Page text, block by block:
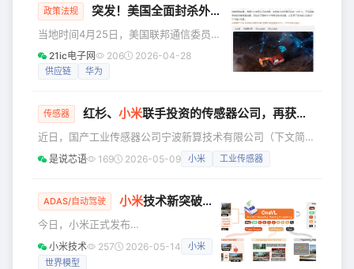
面再次被“黑”。 怎么回事呢？就是4月19
抵达盐城东台服务区时，米粉和车主在
车外热情欢迎，却被断章取义造谣说“被
人堵在车里维权”，自己非常生气。 该播
政策法规 突发！美国全面封杀外国路由器，随身Wi-Fi也中招
当地时间4月25日，美国联邦通信委员会
（FCC）宣布，将今年3月发布的针对所
有外国制造新款消费级路由器的进口禁
以及用于住宅的LTE或5G CPE接入设
家庭网络接入的新款外籍设备，今后想
进入美国市场，都会面临严格的进口限
网神器”将很难踏上美国国土。 不
21ic电子网 206 2026-04-28
供应链 华为
传感器 红杉、 小米联手投资的传感器公司，再获新一轮融资！
近日，国产工业传感器公司宁波新算技术有限公司（下文简称
“新算技术”），官宣获得新一轮A轮融资，本轮融资投资方为
下投资平台，华立集团是中国电工仪表行业规模最大的企业，
并实现多元化经营；Evergreen Dynamics为电动汽车解决方
案供应商；宁波创投引导基金为宁
是说芯语 169 2026-05-09 小米 工业传感器
ADAS/自动驾驶 小米技术新突破！Xiaomi OneVL 自动驾驶模型正式发布并全面开源
今日，小米正式发布
—— Xiaomi OneVL：一步式潜空间语言
视觉推理框架。该模型在业内率先实现
小米技术 257 2026-05-14
小米
世界模型